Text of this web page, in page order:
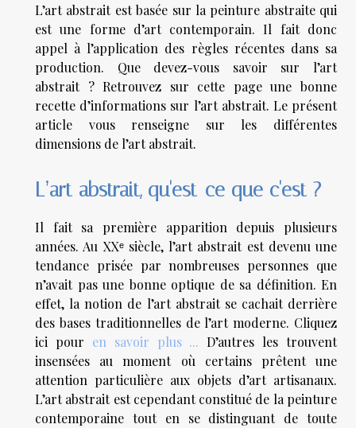
L’art abstrait est basée sur la peinture abstraite qui
est une forme d’art contemporain. Il fait donc
appel à l’application des règles récentes dans sa
production. Que devez-vous savoir sur l’art
abstrait ? Retrouvez sur cette page une bonne
recette d’informations sur l’art abstrait. Le présent
article vous renseigne sur les différentes
dimensions de l’art abstrait.
L’art abstrait, qu'est-ce que c'est ?
Il fait sa première apparition depuis plusieurs
années. Au XXᵉ siècle, l’art abstrait est devenu une
tendance prisée par nombreuses personnes que
n’avait pas une bonne optique de sa définition. En
effet, la notion de l’art abstrait se cachait derrière
des bases traditionnelles de l’art moderne. Cliquez
ici pour en savoir plus ... D’autres les trouvent
insensées au moment où certains prêtent une
attention particulière aux objets d’art artisanaux.
L’art abstrait est cependant constitué de la peinture
contemporaine tout en se distinguant de toute